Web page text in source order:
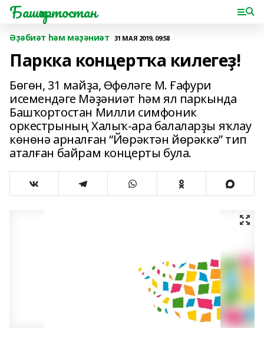
Башҡортостан
Әҙәбиәт һәм мәҙәниәт 31 МАЯ 2019, 09:58
Паркка концертҡа килегеҙ!
Бөгөн, 31 майҙа, Өфөләге М. Ғафури
исемендәге Мәҙәниәт һәм ял паркында
Башҡортостан Милли симфоник
оркестрының Халыҡ-ара балаларҙы яҡлау
көнөнә арналған “Йөрәктән йөрәккә” тип
аталған байрам концерты була.